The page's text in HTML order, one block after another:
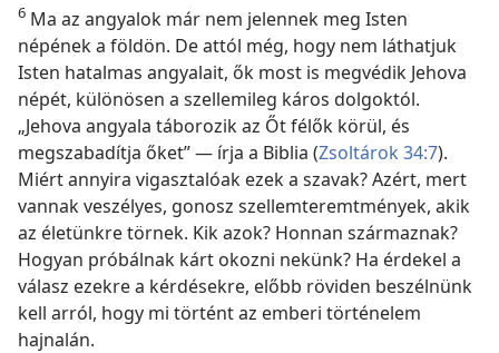
6 Ma az angyalok már nem jelennek meg Isten
népének a földön. De attól még, hogy nem láthatjuk
Isten hatalmas angyalait, ők most is megvédik Jehova
népét, különösen a szellemileg káros dolgoktól.
„Jehova angyala táborozik az Őt félők körül, és
megszabadítja őket” — írja a Biblia (Zsoltárok 34:7).
Miért annyira vigasztalóak ezek a szavak? Azért, mert
vannak veszélyes, gonosz szellemteremtmények, akik
az életünkre törnek. Kik azok? Honnan származnak?
Hogyan próbálnak kárt okozni nekünk? Ha érdekel a
válasz ezekre a kérdésekre, előbb röviden beszélnünk
kell arról, hogy mi történt az emberi történelem
hajnalán.